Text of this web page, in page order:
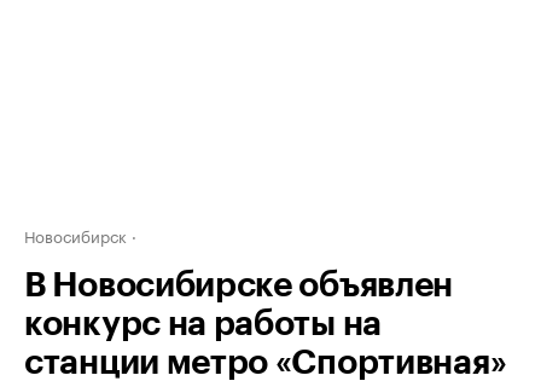
Новосибирск
В Новосибирске объявлен
конкурс на работы на
станции метро «Спортивная»